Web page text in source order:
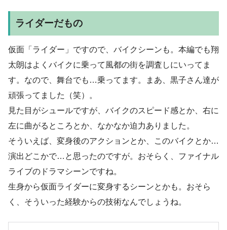
ライダーだもの
仮面「ライダー」ですので、バイクシーンも。本編でも翔
太朗はよくバイクに乗って風都の街を調査しにいってま
す。なので、舞台でも…乗ってます。まあ、黒子さん達が
頑張ってました（笑）。
見た目がシュールですが、バイクのスピード感とか、右に
左に曲がるところとか、なかなか迫力ありました。
そういえば、変身後のアクションとか、このバイクとか…
演出どこかで…と思ったのですが。おそらく、ファイナル
ライブのドラマシーンですね。
生身から仮面ライダーに変身するシーンとかも。おそら
く、そういった経験からの技術なんでしょうね。